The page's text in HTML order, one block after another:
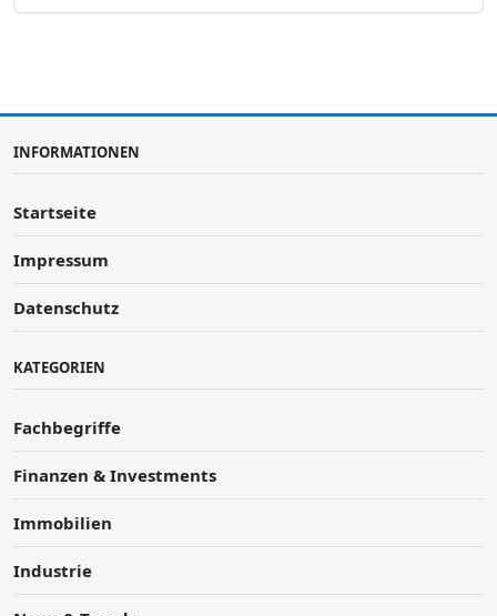
INFORMATIONEN
Startseite
Impressum
Datenschutz
KATEGORIEN
Fachbegriffe
Finanzen & Investments
Immobilien
Industrie